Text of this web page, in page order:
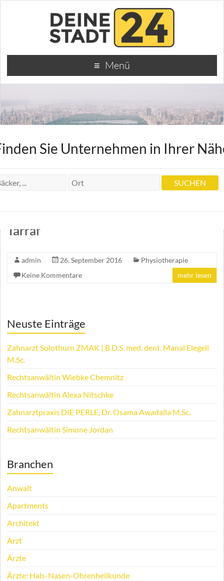
Menü
Sie Unternehmen in Ihrer
Tarraf
admin 26. September 2016
Physiotherapie
Keine Kommentare
mehr lesen
Neuste Einträge
Zahnarzt Solothurn ZMAK | B.D.S. med. dent. Manal Elegeli
M.Sc.
Rechtsanwältin Wiebke Chemnitz
Rechtsanwältin Alexa Nitschke
Zahnarztpraxis DIE PERLE, Dr. Osama Awadalla M.Sc.
Rechtsanwältin Simone Jordan
Branchen
Anwalt
Apartments
Architekt
Arzt
Ärzte
Ärzte: Hals-Nasen-Ohrenheilkunde